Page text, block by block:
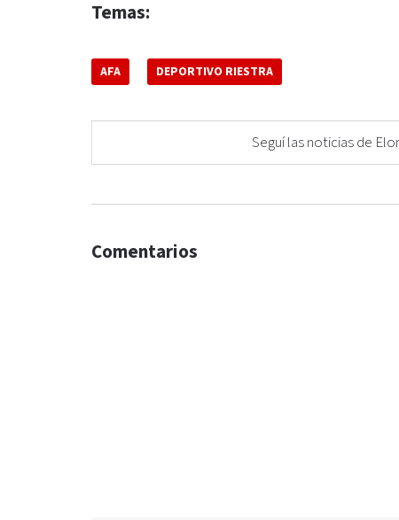
Temas:
AFA DEPORTIVO RIESTRA
Seguí las noticias de
Comentarios